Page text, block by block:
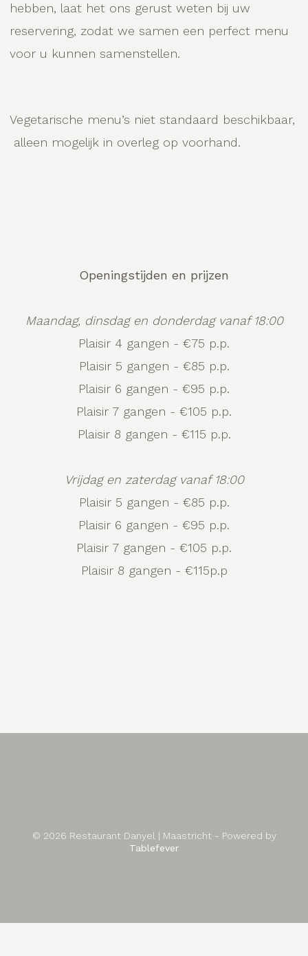
hebben, laat het ons gerust weten bij uw
reservering, zodat we samen een perfect menu
voor u kunnen samenstellen.
Vegetarische menu’s niet standaard beschikbaar,
alleen mogelijk in overleg op voorhand.
Openingstijden en prijzen
Maandag, dinsdag en donderdag vanaf 18:00
Plaisir 4 gangen - €75 p.p.
Plaisir 5 gangen - €85 p.p.
Plaisir 6 gangen - €95 p.p.
Plaisir 7 gangen - €105 p.p.
Plaisir 8 gangen - €115 p.p.
Vrijdag en zaterdag vanaf 18:00
Plaisir 5 gangen - €85 p.p.
Plaisir 6 gangen - €95 p.p.
Plaisir 7 gangen - €105 p.p.
Plaisir 8 gangen - €115p.p
© 2026 Restaurant Danyel | Maastricht - Powered by
Tablefever